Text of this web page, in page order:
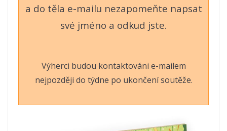
a do těla e-mailu nezapomeňte napsat
své jméno a odkud jste.
Výherci budou kontaktováni e-mailem
nejpozději do týdne po ukončení soutěže.